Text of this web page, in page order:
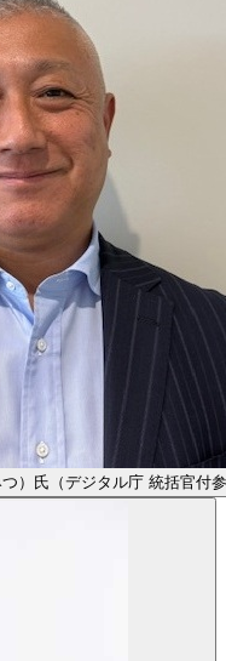
）氏（デジタル庁 統括官付